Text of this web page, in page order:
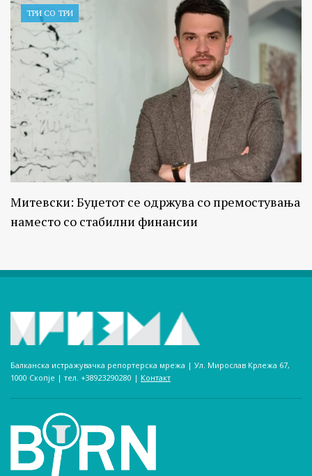
ТРИ СО ТРИ
Митевски: Буџетот се одржува со премостувања
наместо со стабилни финансии
Балканска истражувачка репортерска мрежа | Ул. Мирослав Крлежа 67,
1000 Скопје | тел. +38923290280­ | Контакт